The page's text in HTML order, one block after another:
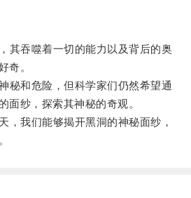
吞噬着一切的能力以及背后的奥
奇。
和危险，但科学家们仍然希望通
面纱，探索其神秘的奇观。
我们能够揭开黑洞的神秘面纱，